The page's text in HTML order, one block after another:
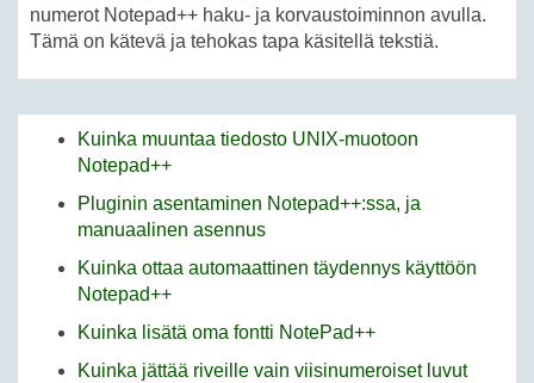
numerot Notepad++ haku- ja korvaustoiminnon avulla.
Tämä on kätevä ja tehokas tapa käsitellä tekstiä.
Kuinka muuntaa tiedosto UNIX-muotoon
Notepad++
Pluginin asentaminen Notepad++:ssa, ja
manuaalinen asennus
Kuinka ottaa automaattinen täydennys käyttöön
Notepad++
Kuinka lisätä oma fontti NotePad++
Kuinka jättää riveille vain viisinumeroiset luvut